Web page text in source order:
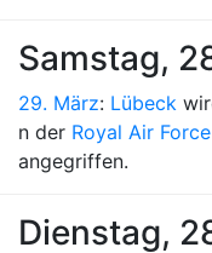
Samstag,
29. März: Lübeck
n der Royal Air Force
angegriffen.
Dienstag,